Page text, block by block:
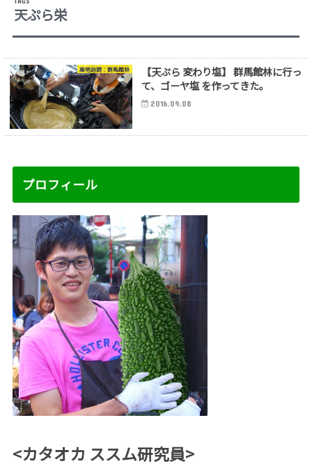
天ぷら栄
産地訪問：群馬館林
【天ぷら 変わり塩】 群馬館林に行っ
て、ゴーヤ塩 を作ってきた。
2016.09.08
プロフィール
<カタオカ ススム研究員>